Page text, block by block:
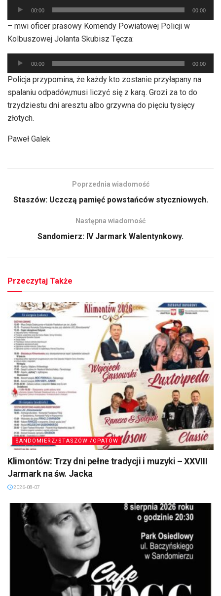
Odtwarzacz
plików
dźwiękowych
00:00 00:00
– mwi oficer prasowy Komendy Powiatowej Policji w
Kolbuszowej Jolanta Skubisz Tęcza:
Odtwarzacz
plików
dźwiękowych
00:00 00:00
Policja przypomina, że każdy kto zostanie przyłapany na
spalaniu odpadów,musi liczyć się z karą. Grozi za to do
trzydziestu dni aresztu albo grzywna do pięciu tysięcy
złotych.
Paweł Galek
Poprzednia wiadomość
Staszów: Uczczą pamięć powstańców styczniowych.
Następna wiadomość
Sandomierz: IV Jarmark Walentynkowy.
Przeczytaj Także
SANDOMIERZ/STASZÓW /OPATÓW
Klimontów: Trzy dni pełne tradycji i muzyki – XXVIII
Jarmark na św. Jacka
2026-08-07